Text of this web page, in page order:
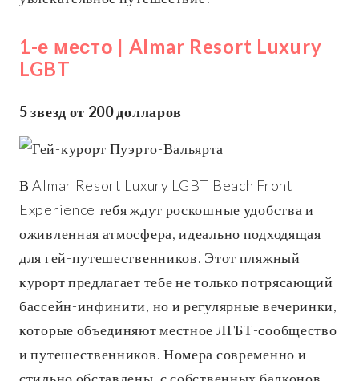
1-е место | Almar Resort Luxury
LGBT
5 звезд от 200 долларов
В Almar Resort Luxury LGBT Beach Front
Experience тебя ждут роскошные удобства и
оживленная атмосфера, идеально подходящая
для гей-путешественников. Этот пляжный
курорт предлагает тебе не только потрясающий
бассейн-инфинити, но и регулярные вечеринки,
которые объединяют местное ЛГБТ-сообщество
и путешественников. Номера современно и